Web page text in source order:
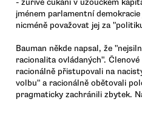
- zuřivé cukání v uzoučkém
jménem parlamentní
nicméně považovat jej za
Bauman někde napsal, že
racionalita ovládaných".
racionálně přistupovali na
volbu" a racionálně obětovali
pragmaticky zachránili zbytek.